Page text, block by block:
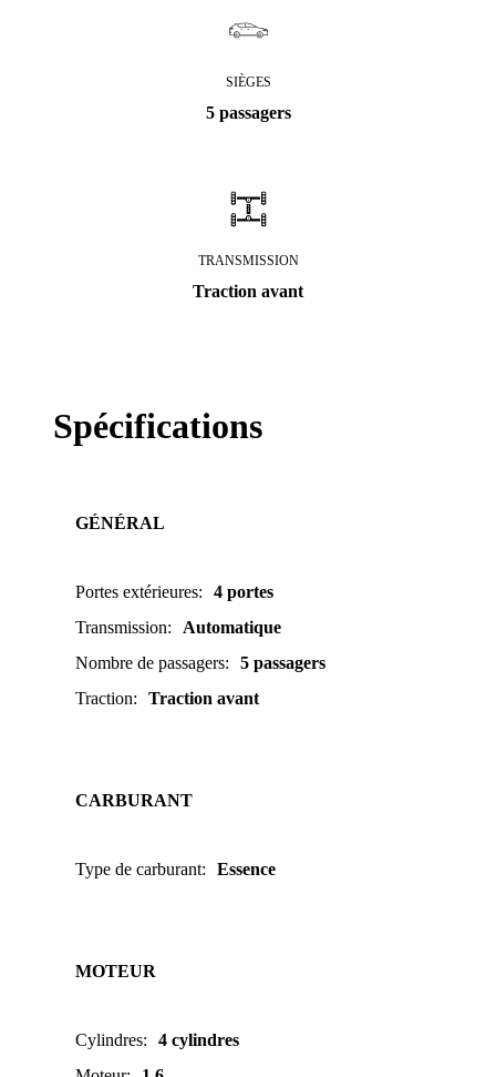
SIÈGES
5 passagers
TRANSMISSION
Traction avant
Spécifications
GÉNÉRAL
Portes extérieures:
4 portes
Transmission:
Automatique
Nombre de passagers:
5 passagers
Traction: Traction avant
CARBURANT
Type de carburant: Essence
MOTEUR
Cylindres:
4 cylindres